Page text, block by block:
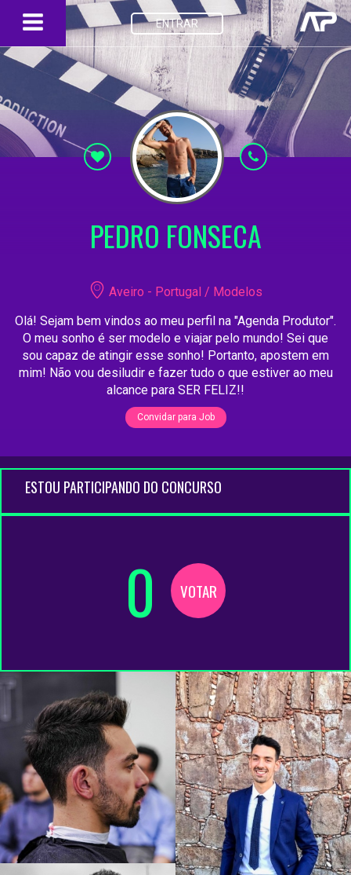
ENTRAR
PEDRO FONSECA
Aveiro - Portugal / Modelos
Olá! Sejam bem vindos ao meu perfil na "Agenda Produtor".
O meu sonho é ser modelo e viajar pelo mundo! Sei que
sou capaz de atingir esse sonho! Portanto, apostem em
mim! Não vou desiludir e fazer tudo o que estiver ao meu
alcance para SER FELIZ!!
Convidar para Job
ESTOU PARTICIPANDO DO CONCURSO
0 VOTAR